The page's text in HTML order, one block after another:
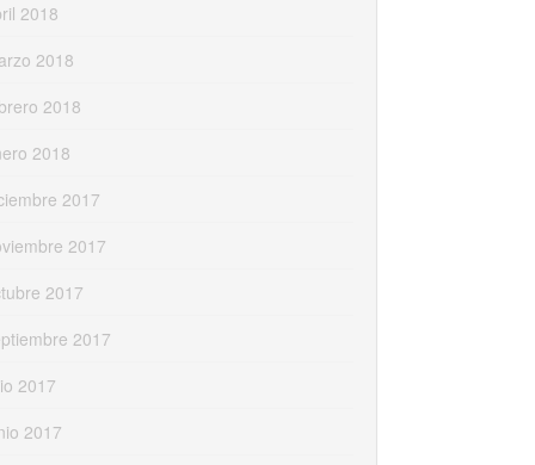
2018
2018
2018
2018
2017
2017
2017
2017
2017
2017